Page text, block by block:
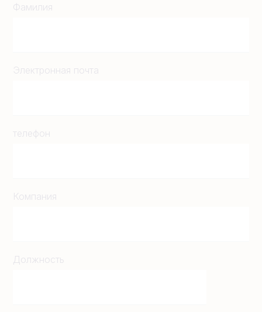
Фамилия
Электронная почта
телефон
Компания
Должность